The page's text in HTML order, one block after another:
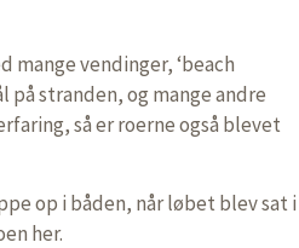
vendinger, ‘beach
på stranden, og mange andre
så er roerne også blevet
op i båden, når løbet blev sat i
her.